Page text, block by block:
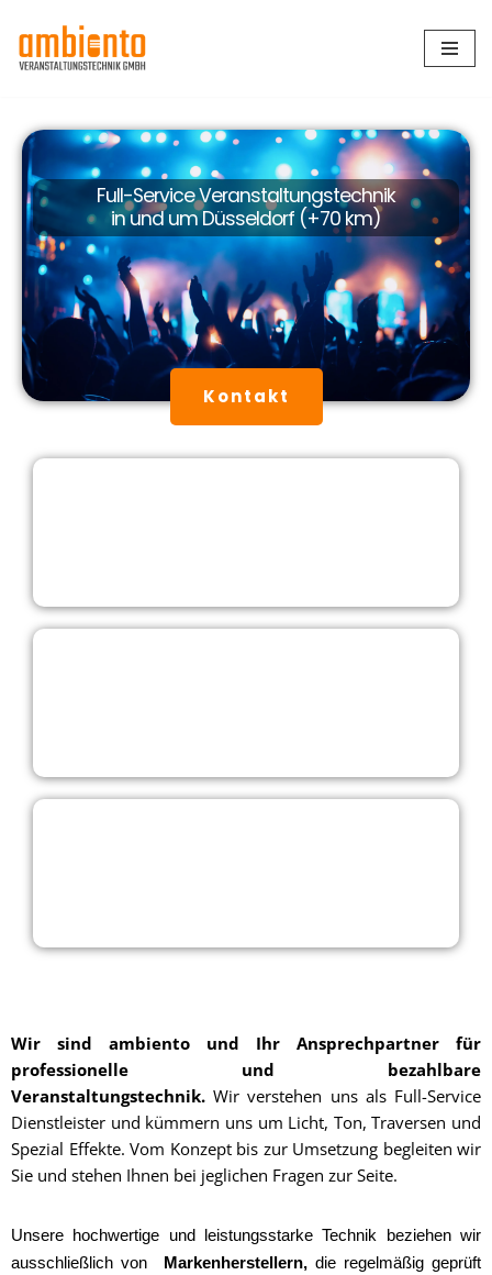
Zum
Full-Service Veranstaltungstechnik
in und um Düsseldorf (+70 km)
Kontakt
Wir sind ambiento und Ihr Ansprechpartner für
professionelle und bezahlbare
Veranstaltungstechnik.Wir verstehen uns als Full-Service
Dienstleister und kümmern uns um Licht, Ton, Traversen und
Spezial Effekte. Vom Konzept bis zur Umsetzung begleiten wir
Sie und stehen Ihnen bei jeglichen Fragen zur Seite.
Unsere hochwertige und leistungsstarke Technik beziehen wir
ausschließlich von Markenherstellern, die regelmäßig geprüft